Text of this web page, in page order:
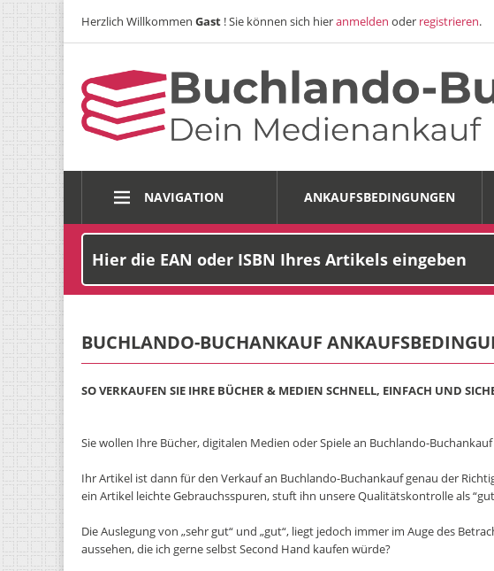
Herzlich Willkommen Gast ! Sie können sich hieranmelden oder registrieren.
NAVIGATION ANKAUFSBEDINGUNGEN
BUCHLANDO-BUCHANKAUF
SO VERKAUFEN SIE IHRE BÜCHER & MEDIEN SCHNELL, EINFACH UND
Sie wollen Ihre Bücher, digitalen Medien oder Spiele an Buchlando-
Ihr Artikel ist dann für den Verkauf an Buchlando-Buchankauf genau der
ein Artikel leichte Gebrauchsspuren, stuft ihn unsere Qualitätskontrolle als
Die Auslegung von „sehr gut“ und „gut“, liegt jedoch immer im Auge des
aussehen, die ich gerne selbst Second Hand kaufen würde?